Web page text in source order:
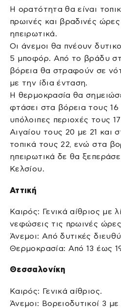
Η ορατότητα θα είναι
πρωινές και βραδινές
ηπειρωτικά.
Οι άνεμοι θα πνέουν
5 μποφόρ. Από το βράδυ
βόρεια θα στραφούν σε
με την ίδια ένταση.
Η θερμοκρασία θα
φτάσει στα βόρεια τους 16
υπόλοιπες περιοχές τους
Αιγαίου τους 20 με 21 και
τοπικά τους 22, ενώ στα
ηπειρωτικά δε θα
Κελσίου.
Αττική
Καιρός: Γενικά αίθριος με
νεφώσεις τις πρωινές
Άνεμοι: Από δυτικές
Θερμοκρασία: Από 13 έως
Θεσσαλονίκη
Καιρός: Γενικά αίθριος.
Άνεμοι: Βορειοδυτικοί 3